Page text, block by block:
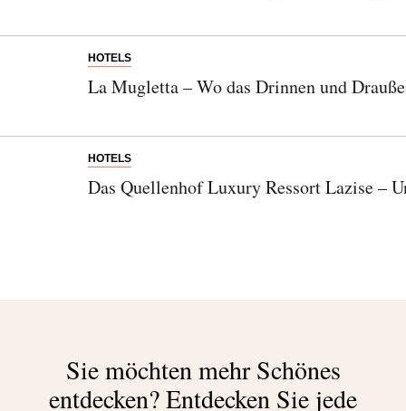
HOTELS
La Mugletta – Wo das Drinnen und
HOTELS
Das Quellenhof Luxury Ressort Lazise –
Sie möchten mehr Schönes
entdecken?Entdecken Sie jede